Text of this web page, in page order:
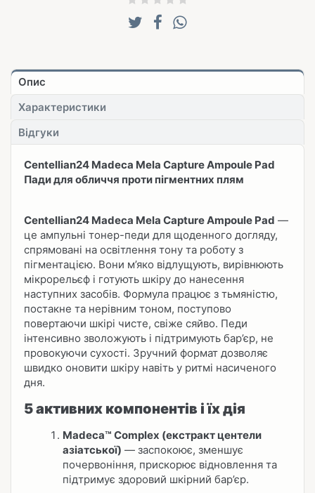
Опис
Характеристики
Відгуки
Centellian24 Madeca Mela Capture Ampoule Pad
Пади для обличчя проти пігментних плям
Centellian24 Madeca Mela Capture Ampoule Pad —
це ампульні тонер-педи для щоденного догляду,
спрямовані на освітлення тону та роботу з
пігментацією. Вони м’яко відлущують, вирівнюють
мікрорельєф і готують шкіру до нанесення
наступних засобів. Формула працює з тьмяністю,
постакне та нерівним тоном, поступово
повертаючи шкірі чисте, свіже сяйво. Педи
інтенсивно зволожують і підтримують бар’єр, не
провокуючи сухості. Зручний формат дозволяє
швидко оновити шкіру навіть у ритмі насиченого
дня.
5 активних компонентів і їх дія
Madeca™ Complex (екстракт центели
азіатської) — заспокоює, зменшує
почервоніння, прискорює відновлення та
підтримує здоровий шкірний бар’єр.